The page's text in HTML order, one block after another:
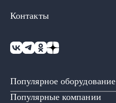
Популярное оборудование
Популярные компании
Контакты